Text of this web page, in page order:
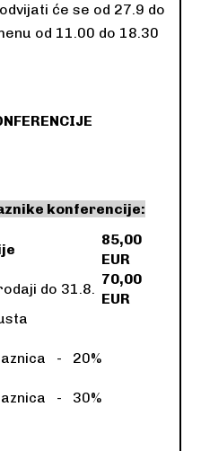
će se od 27.9 do
od 11.00 do 18.30
konferencije:
85,00
EUR
do 31.8.
70,00
EUR
- 20%
- 30%